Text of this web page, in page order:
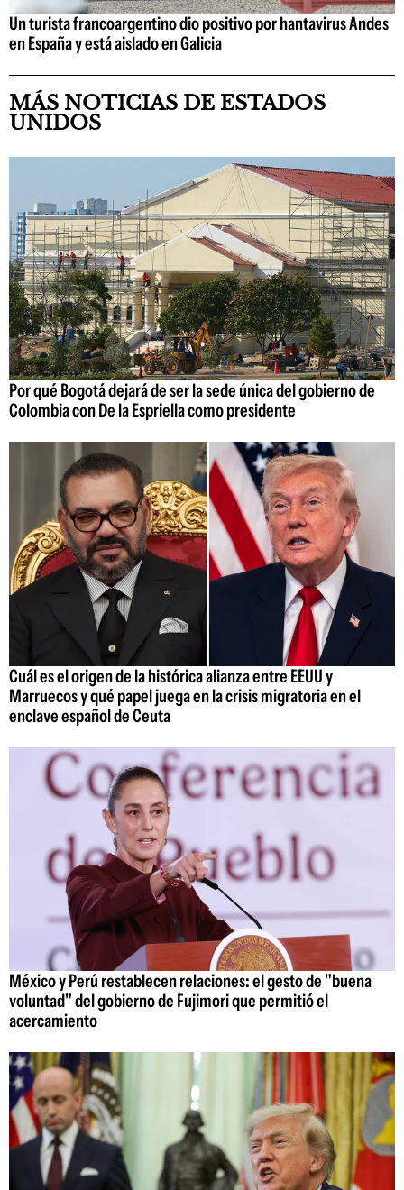
Un turista francoargentino dio positivo por hantavirus Andes
en España y está aislado en Galicia
MÁS NOTICIAS DE ESTADOS
UNIDOS
Por qué Bogotá dejará de ser la sede única del gobierno de
Colombia con De la Espriella como presidente
Cuál es el origen de la histórica alianza entre EEUU y
Marruecos y qué papel juega en la crisis migratoria en el
enclave español de Ceuta
México y Perú restablecen relaciones: el gesto de "buena
voluntad" del gobierno de Fujimori que permitió el
acercamiento